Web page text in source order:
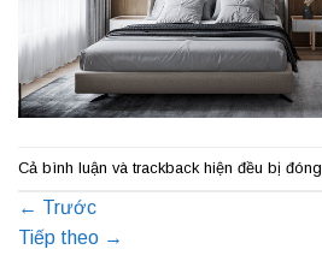
Cả bình luận và trackback hiện đều bị đóng.
← Trước
Tiếp theo →